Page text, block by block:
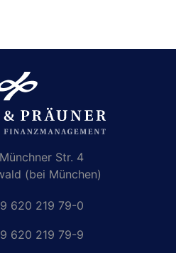
Str. 4
(bei München)
620 219 79-0
620 219 79-9